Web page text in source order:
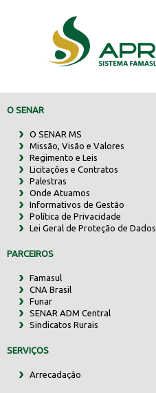
O SENAR
O SENAR MS
Missão, Visão e Valores
Regimento e Leis
Licitações e Contratos
Palestras
Onde Atuamos
Informativos de Gestão
Política de Privacidade
Lei Geral de Proteção de Dados
PARCEIROS
Famasul
CNA Brasil
Funar
SENAR ADM Central
Sindicatos Rurais
SERVIÇOS
Arrecadação